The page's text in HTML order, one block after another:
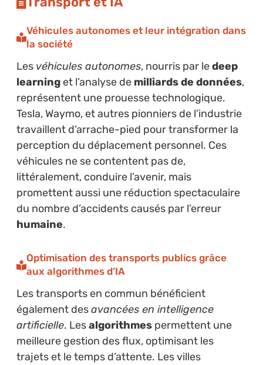
Véhicules autonomes et leur intégration dans
la société
Les véhicules autonomes, nourris par ledeep
learninget l’analyse de milliards de données,
représentent une prouesse technologique.
Tesla, Waymo, et autres pionniers de l’industrie
travaillent d’arrache-pied pour transformer la
perception du déplacement personnel. Ces
véhicules ne se contentent pas de,
littéralement, conduire l’avenir, mais
promettent aussi une réduction spectaculaire
du nombre d’accidents causés par l’erreur
humaine.
Optimisation des transports publics grâce
aux algorithmes d’IA
Les transports en commun bénéficient
également desavancées en intelligence
artificielle. Lesalgorithmespermettent une
meilleure gestion des flux, optimisant les
trajets et le temps d’attente. Les villes